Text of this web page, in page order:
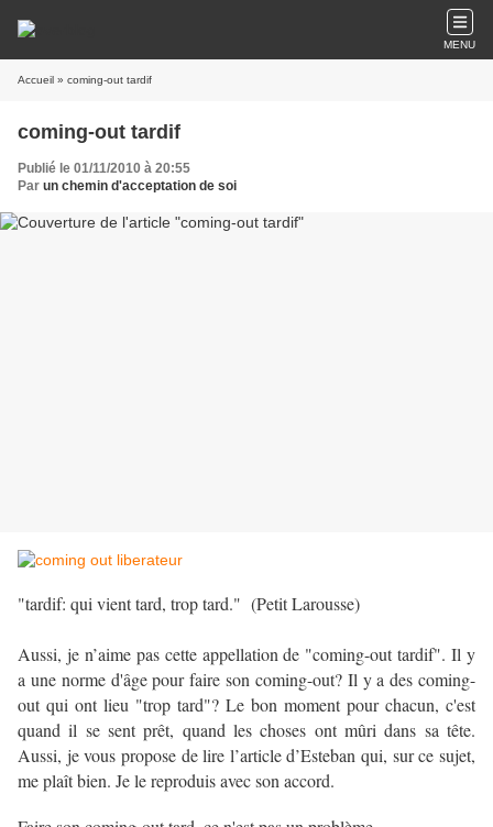
MENU
Accueil » coming-out tardif
coming-out tardif
Publié le 01/11/2010 à 20:55
Par un chemin d'acceptation de soi
"tardif: qui vient tard, trop tard." (Petit Larousse)
Aussi, je n’aime pas cette appellation de "coming-out tardif". Il y
a une norme d'âge pour faire son coming-out? Il y a des coming-
out qui ont lieu "trop tard"? Le bon moment pour chacun, c'est
quand il se sent prêt, quand les choses ont mûri dans sa tête.
Aussi, je vous propose de lire l’article d’Esteban qui, sur ce sujet,
me plaît bien. Je le reproduis avec son accord.